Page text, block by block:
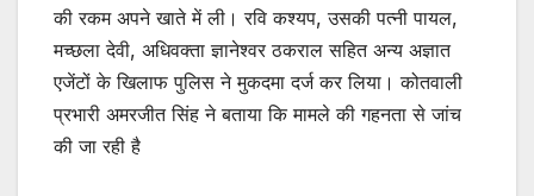
की रकम अपने खाते में ली। रवि कश्यप, उसकी पत्नी पायल,
मच्छला देवी, अधिवक्ता ज्ञानेश्वर ठकराल सहित अन्य अज्ञात
एजेंटों के खिलाफ पुलिस ने मुकदमा दर्ज कर लिया। कोतवाली
प्रभारी अमरजीत सिंह ने बताया कि मामले की गहनता से जांच
की जा रही है